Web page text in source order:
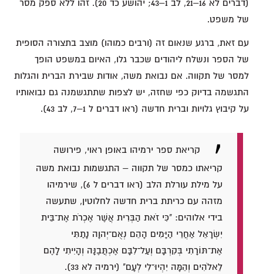
(דברים לא 16–21, לב 1–43; יהושע כד 20). זהו ללא ספק מסר
של משפט.
עם זאת, ברגע שנאום זה (ורבים כמוהו) מוצב בתצורה הסופית
של הספר ונשלח ליהודים שכבר גלו, האיום במשפט הופך
למסר של תקווה. אם נבואת משה, אודות שבירת הברית והגלות
התגשמה בדיוק כפי שחזה, יש לצפות שתתגשמנה גם נבואותיו
על קיבוץ גלויות וברית חדשה (ראו דברים ל 1–7, לב 43).
קריאת ספר ירמיהו באופן ראוי, פירושה
קריאתו כמסר של תקווה – התגשמות נבואת משה
על מילת עורלת הלב (ראו דברים ל 6), שירמיהו
מזהה עם כריתת ברית חדשה לחלוטין, שתעשה
בידי אלוהים: "כִּי זֹאת הַבְּרִית אֲשֶׁר אֶכְרֹת אֶת־בֵּית
יִשְׂרָאֵל אַחֲרֵי הַיָּמִים הָהֵם נְאֻם־יְהוָה נָתַתִּי
אֶת־תּוֹרָתִי בְּקִרְבָּם וְעַל־לִבָּם אֶכְתֲּבֶנָּה וְהָיִיתִי לָהֶם
לֵאלֹהִים וְהֵמָּה יִהְיוּ־לִי לְעָם" (ירמיה לא 33).